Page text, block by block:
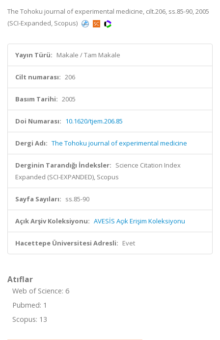
The Tohoku journal of experimental medicine, cilt.206, ss.85-90, 2005
(SCI-Expanded, Scopus)
Yayın Türü: Makale / Tam Makale
Cilt numarası: 206
Basım Tarihi: 2005
Doi Numarası: 10.1620/tjem.206.85
Dergi Adı: The Tohoku journal of experimental medicine
Derginin Tarandığı İndeksler: Science Citation Index
Expanded (SCI-EXPANDED), Scopus
Sayfa Sayıları: ss.85-90
Açık Arşiv Koleksiyonu: AVESİS Açık Erişim Koleksiyonu
Hacettepe Üniversitesi Adresli: Evet
Atıflar
Web of Science: 6
Pubmed: 1
Scopus: 13